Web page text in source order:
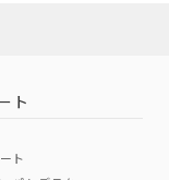
ト
ト